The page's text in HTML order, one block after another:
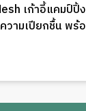
เก้าอี้แคมป์ปิ้
วามเปียกชื้น พร้